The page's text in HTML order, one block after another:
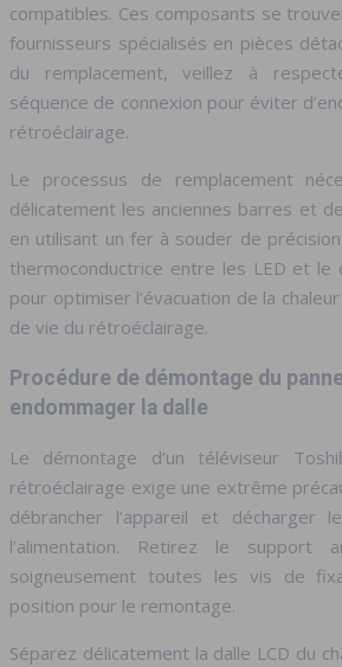
compatibles. Ces composants se
fournisseurs spécialisés en pièces
du remplacement, veillez à
séquence de connexion pour éviter
rétroéclairage.
Le processus de remplacement
délicatement les anciennes barres et
en utilisant un fer à souder de
thermoconductrice entre les LED et le
pour optimiser l’évacuation de la
de vie du rétroéclairage.
Procédure de démontage du
endommager la dalle
Le démontage d’un téléviseur
rétroéclairage exige une extrême
débrancher l’appareil et décharger
l’alimentation. Retirez le support
soigneusement toutes les vis de
position pour le remontage.
Séparez délicatement la dalle LCD du